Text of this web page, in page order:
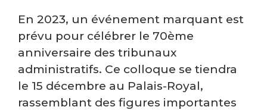
En 2023, un événement marquant est
prévu pour célébrer le 70ème
anniversaire des tribunaux
administratifs. Ce colloque se tiendra
le 15 décembre au Palais-Royal,
rassemblant des figures importantes